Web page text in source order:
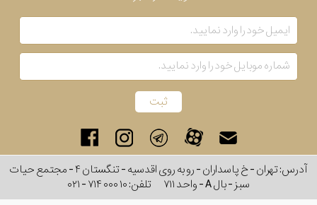
رفته
بکاررفته
آدرس: تهران - خ پاسداران - رو به روی اقدسیه - تنگستان ۴ - مجتمع حیات
سبز - بال A - واحد ۷۱۱
تلفن:۰۲۱ - ۷۱۴ ۰۰۰ ۱۰